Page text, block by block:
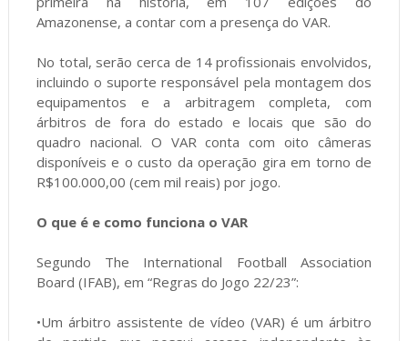
Amazonense, a contar com a presença do VAR.
No total, serão cerca de 14 profissionais envolvidos,
incluindo o suporte responsável pela montagem dos
equipamentos e a arbitragem completa, com
árbitros de fora do estado e locais que são do
quadro nacional. O VAR conta com oito câmeras
disponíveis e o custo da operação gira em torno de
R$100.000,00 (cem mil reais) por jogo.
O que é e como funciona o VAR
Segundo The International Football Association
Board (IFAB), em “Regras do Jogo 22/23”:
•Um árbitro assistente de vídeo (VAR) é um árbitro